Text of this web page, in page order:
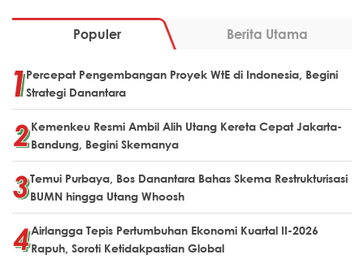
Populer Berita Utama
Percepat Pengembangan Proyek WtE di Indonesia, Begini
Strategi Danantara
Kemenkeu Resmi Ambil Alih Utang Kereta Cepat Jakarta-
Bandung, Begini Skemanya
Temui Purbaya, Bos Danantara Bahas Skema Restrukturisasi
BUMN hingga Utang Whoosh
Airlangga Tepis Pertumbuhan Ekonomi Kuartal II-2026
Rapuh, Soroti Ketidakpastian Global